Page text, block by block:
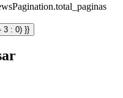
3 : 0) }}